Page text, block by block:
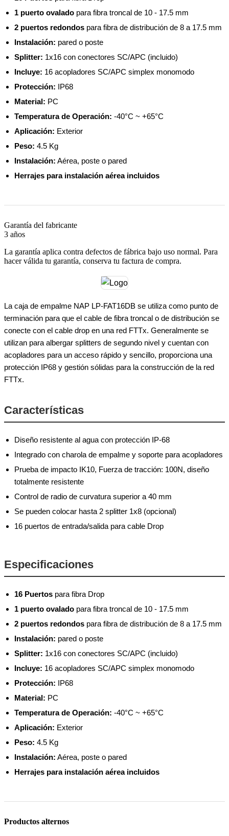
1 puerto ovalado para fibra troncal de 10 - 17.5 mm
2 puertos redondos para fibra de distribución de 8 a 17.5 mm
Instalación: pared o poste
Splitter: 1x16 con conectores SC/APC (incluido)
Incluye: 16 acopladores SC/APC simplex monomodo
Protección: IP68
Material: PC
Temperatura de Operación: -40°C ~ +65°C
Aplicación: Exterior
Peso: 4.5 Kg
Instalación: Aérea, poste o pared
Herrajes para instalación aérea incluidos
Garantía del fabricante
3 años
La garantía aplica contra defectos de fábrica bajo uso normal. Para
hacer válida tu garantía, conserva tu factura de compra.
La caja de empalme NAP LP-FAT16DB se utiliza como punto de
terminación para que el cable de fibra troncal o de distribución se
conecte con el cable drop en una red FTTx. Generalmente se
utilizan para albergar splitters de segundo nivel y cuentan con
acopladores para un acceso rápido y sencillo, proporciona una
protección IP68 y gestión sólidas para la construcción de la red
FTTx.
Características
Diseño resistente al agua con protección IP-68
Integrado con charola de empalme y soporte para acopladores
Prueba de impacto IK10, Fuerza de tracción: 100N, diseño
totalmente resistente
Control de radio de curvatura superior a 40 mm
Se pueden colocar hasta 2 splitter 1x8 (opcional)
16 puertos de entrada/salida para cable Drop
Especificaciones
16 Puertos para fibra Drop
1 puerto ovalado para fibra troncal de 10 - 17.5 mm
2 puertos redondos para fibra de distribución de 8 a 17.5 mm
Instalación: pared o poste
Splitter: 1x16 con conectores SC/APC (incluido)
Incluye: 16 acopladores SC/APC simplex monomodo
Protección: IP68
Material: PC
Temperatura de Operación: -40°C ~ +65°C
Aplicación: Exterior
Peso: 4.5 Kg
Instalación: Aérea, poste o pared
Herrajes para instalación aérea incluidos
Productos alternos